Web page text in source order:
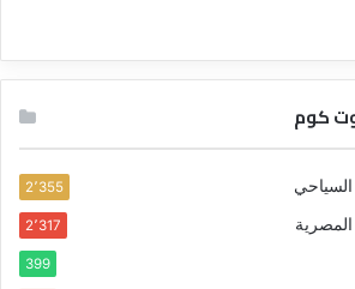
كوم
2٬355
2٬317
399